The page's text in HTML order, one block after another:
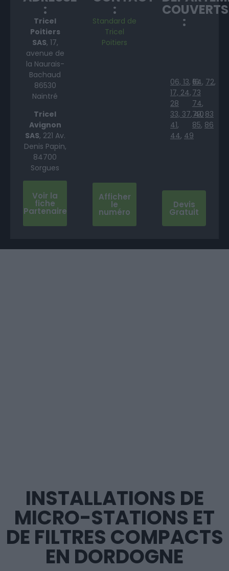
:
Tricel
Poitiers
SAS, 17,
avenue de
la Naurais-
Bachaud
86530
Naintré
Tricel
Avignon
SAS, 221 Av.
Denis Papin,
84700
Sorgues
Voir la
fiche
Partenaire
:
Standard de
Tricel
Poitiers
Afficher
le
numéro
COUVERTS
:
06, 13, 16
17, 24,
28
33, 37,40
41,
44, 49
64, 72,
73
74,
79, 83
85, 86
Devis
Gratuit
INSTALLATIONS DE
MICRO-STATIONS ET
DE FILTRES COMPACTS
EN DORDOGNE